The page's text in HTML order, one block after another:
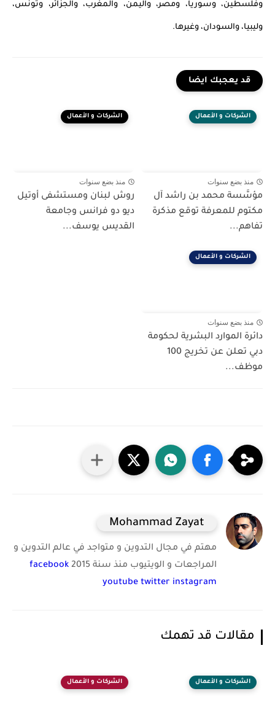
وفلسطين، وسوريا، ومصر، واليمن، والمغرب، والجزائر، وتونس،
وليبيا، والسودان، وغيرها.
قد يعجبك ايضا
الشركات و الأعمال
منذ بضع سنوات
مؤسَّسة محمد بن راشد آل
مكتوم للمعرفة توقع مذكرة
تفاهم...
الشركات و الأعمال
منذ بضع سنوات
روش لبنان ومستشفى أوتيل
ديو دو فرانس وجامعة
القديس يوسف...
الشركات و الأعمال
منذ بضع سنوات
دائرة الموارد البشرية لحكومة
دبي تعلن عن تخريج 100
موظف...
Mohammad Zayat
مهتم في مجال التدوين و متواجد في عالم التدوين و
المراجعات و الويتيوب منذ سنة 2015
facebook
youtube twitter instagram
مقالات قد تهمك
الشركات و الأعمال الشركات و الأعمال